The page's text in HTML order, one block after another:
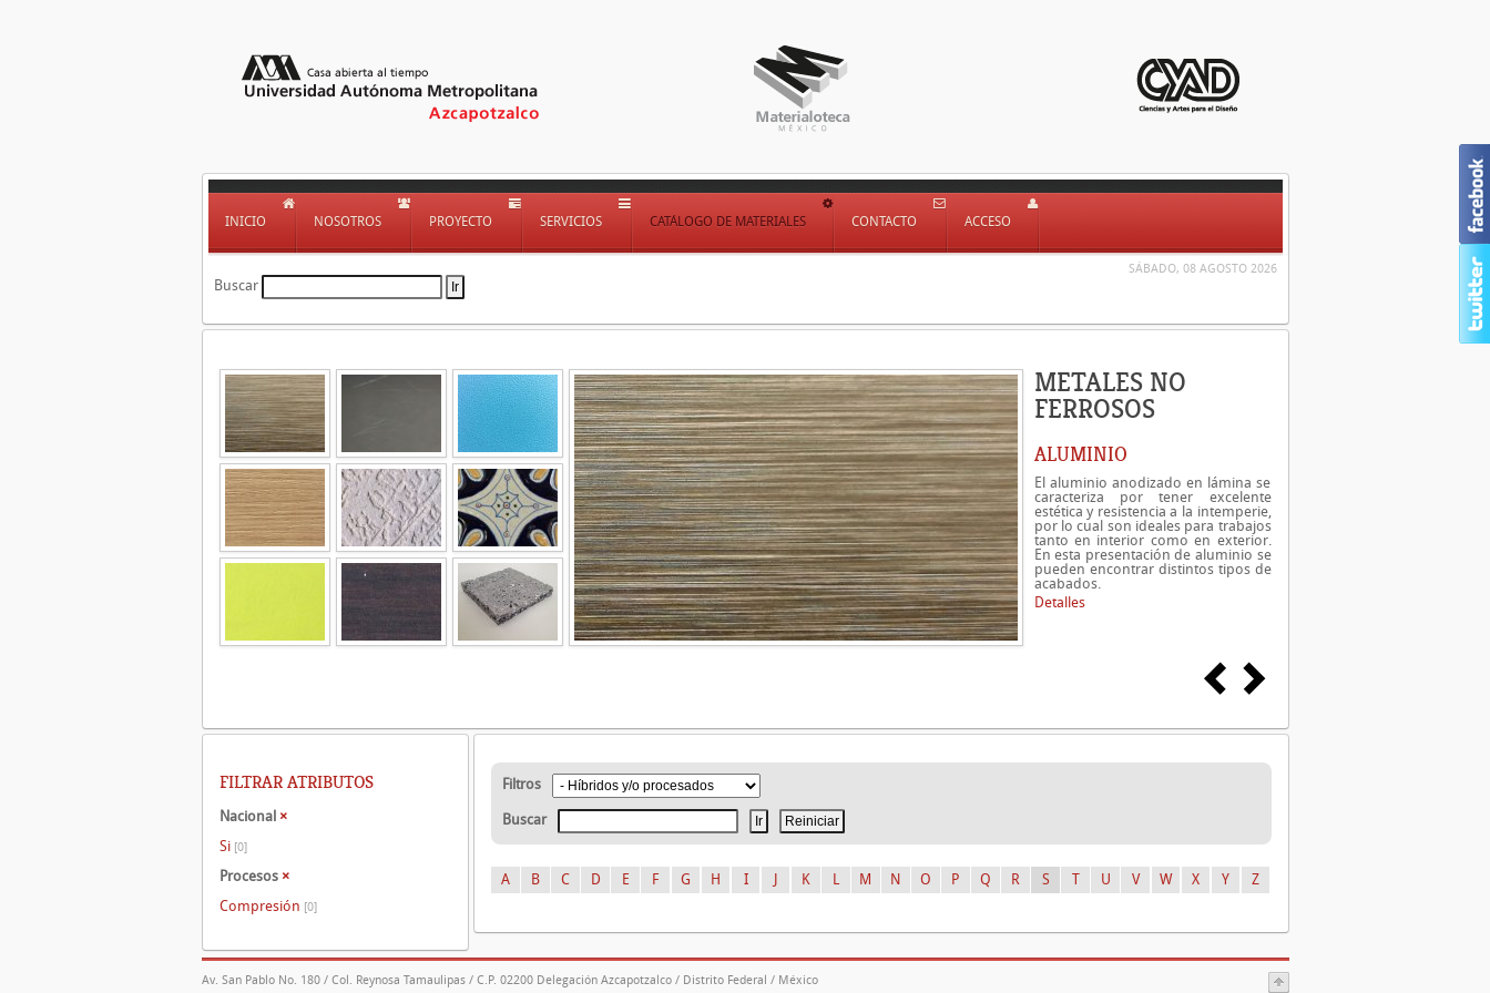
INICIO NOSOTROS PROYECTO SERVICIOS CATÁLOGO DE MATERIALES CONTACTO ACCESO
SÁBADO, 08 AGOSTO 2026
Buscar
METALES NO
FERROSOS
ALUMINIO
El aluminio anodizado en lámina se
caracteriza por tener excelente
estética y resistencia a la intemperie,
por lo cual son ideales para trabajos
tanto en interior como en exterior.
En esta presentación de aluminio se
pueden encontrar distintos tipos de
acabados.
Detalles
Filtros
Buscar
A B C D E F G H I K L M N O P Q R S T U V W X Y Z
FILTRAR ATRIBUTOS
Nacional ×
Si [0]
Procesos ×
Compresión [0]
Av. San Pablo No. 180 / Col. Reynosa Tamaulipas / C.P. 02200 Delegación Azcapotzalco / Distrito Federal / México